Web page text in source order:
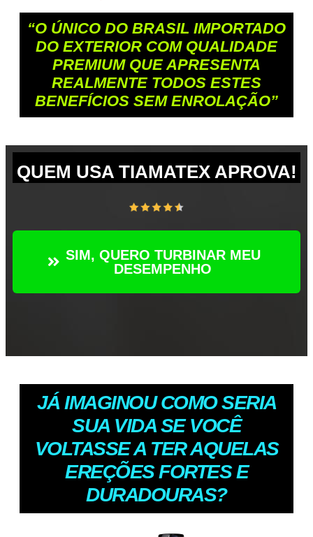
“O ÚNICO DO BRASIL IMPORTADO
DO EXTERIOR COM QUALIDADE
PREMIUM QUE APRESENTA
REALMENTE TODOS ESTES
BENEFÍCIOS SEM ENROLAÇÃO”
QUEM USA TIAMATEX APROVA!
SIM, QUERO TURBINAR MEU
DESEMPENHO
JÁ IMAGINOU COMO SERIA
SUA VIDA SE VOCÊ
VOLTASSE A TER AQUELAS
EREÇÕES FORTES E
DURADOURAS?